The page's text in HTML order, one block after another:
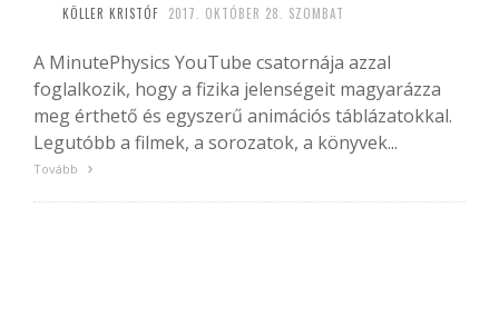
KÖLLER KRISTÓF 2017. OKTÓBER 28. SZOMBAT
A MinutePhysics YouTube csatornája azzal
foglalkozik, hogy a fizika jelenségeit magyarázza
meg érthető és egyszerű animációs táblázatokkal.
Legutóbb a filmek, a sorozatok, a könyvek...
Tovább